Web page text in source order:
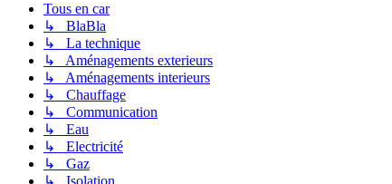
Tous en car
↳ BlaBla
↳ La technique
↳ Aménagements exterieurs
↳ Aménagements interieurs
↳ Chauffage
↳ Communication
↳ Eau
↳ Electricité
↳ Gaz